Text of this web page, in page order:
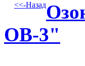
<<-Назад
ОВ-3"